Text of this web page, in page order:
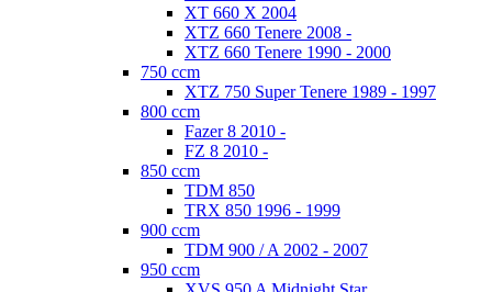
XT 660 X 2004
XTZ 660 Tenere 2008 -
XTZ 660 Tenere 1990 - 2000
750 ccm
XTZ 750 Super Tenere 1989 - 1997
800 ccm
Fazer 8 2010 -
FZ 8 2010 -
850 ccm
TDM 850
TRX 850 1996 - 1999
900 ccm
TDM 900 / A 2002 - 2007
950 ccm